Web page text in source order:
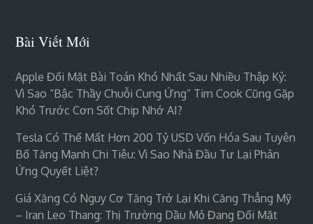
Bài Viết Mới
Apple Đối Mặt Bài Toán Khó Nhất Sau Nhiều Thập Kỷ:
Vì Sao “bậc Thầy Chuỗi Cung Ứng” Tim Cook Cũng Gặp
Khó Trước Cơn Sốt Chip Nhớ AI?
Tesla Có Thể Mất Hơn 200 Tỷ USD Vốn Hóa Sau Tuyên
Bố Tăng Mạnh Chi Tiêu: Vì Sao Nhà Đầu Tư Lại Phản
Ứng Quyết Liệt?
Giá Xăng Có Nguy Cơ Tăng Trở Lại Khi Căng Thẳng Mỹ
– Iran Leo Thang: Thị Trường Dầu Mỏ Đang Đối Mặt